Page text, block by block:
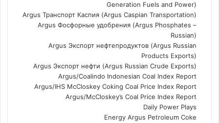
Generation Fuels and Power)
Argus Транспорт Каспия (Argus Caspian Transportation)
Argus Фосфорные удобрения (Argus Phosphates –
Russian)
Argus Экспорт нефтепродуктов (Argus Russian
Products Exports)
Argus Экспорт нефти (Argus Russian Crude Exports)
Argus/Coalindo Indonesian Coal Index Report
Argus/IHS McCloskey Coking Coal Price Index Report
Argus/McCloskey’s Coal Price Index Report
Daily Power Plays
Energy Argus Petroleum Coke